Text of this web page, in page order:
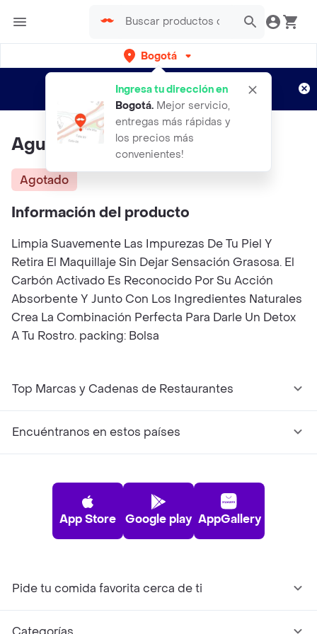
Bogotá
Ingresa tu dirección en
Bogotá. Mejor servicio,
entregas más rápidas y
los precios más
convenientes!
envíos gratis por semanas
Aplican TyC
Agua Micelar Carb60Ml
Agotado
Información del producto
Limpia Suavemente Las Impurezas De Tu Piel Y
Retira El Maquillaje Sin Dejar Sensación Grasosa. El
Carbón Activado Es Reconocido Por Su Acción
Absorbente Y Junto Con Los Ingredientes Naturales
Crea La Combinación Perfecta Para Darle Un Detox
A Tu Rostro. packing: Bolsa
Top Marcas y Cadenas de Restaurantes
Encuéntranos en estos países
App Store Google play AppGallery
Pide tu comida favorita cerca de ti